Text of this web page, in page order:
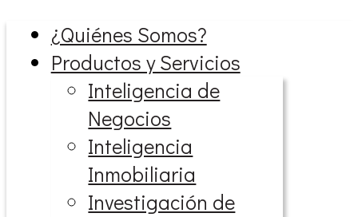
¿Quiénes Somos?
Productos y Servicios
Inteligencia de
Negocios
Inteligencia
Inmobiliaria
Investigación de